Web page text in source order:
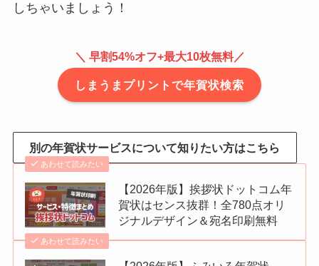
しちゃいましょう！
＼ 早割54%オフ+最大10枚無料／
しまうまプリントで年賀状検索
別の年賀状サービスについて知りたい方はこちら
あわせて読みたい
【2026年版】挨拶状ドットコム年
賀状はセンス抜群！全780点オリ
ジナルデザイン＆宛名印刷無料
あわせて読みたい